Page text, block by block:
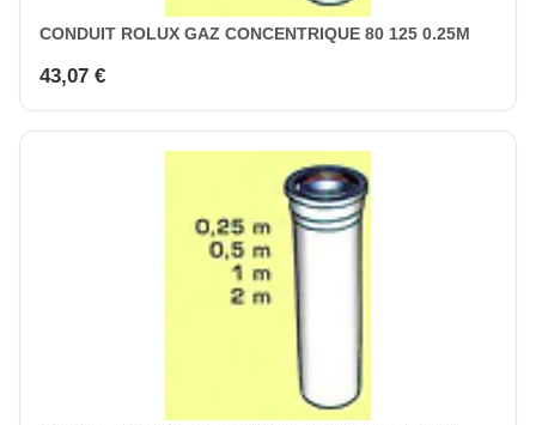
CONDUIT ROLUX GAZ CONCENTRIQUE 80 125 0.25M
43,07 €